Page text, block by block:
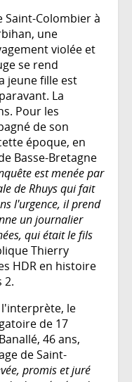
Saint-Colombier à
une
violée et
se rend
jeune fille est
La
Pour les
de son
époque, en
Basse-Bretagne
est menée par
de Rhuys qui fait
l'urgence, il prend
un journalier
qui était le fils
Thierry
HDR en histoire
2.
l'interprète, le
de 17
46 ans,
de Saint-
promis et juré